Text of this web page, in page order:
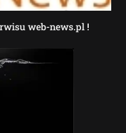
web-news.pl !